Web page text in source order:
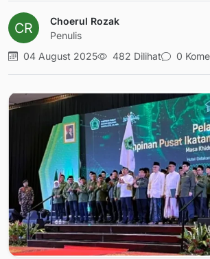
Choerul Rozak
Penulis
04 August 2025
482 Dilihat 0